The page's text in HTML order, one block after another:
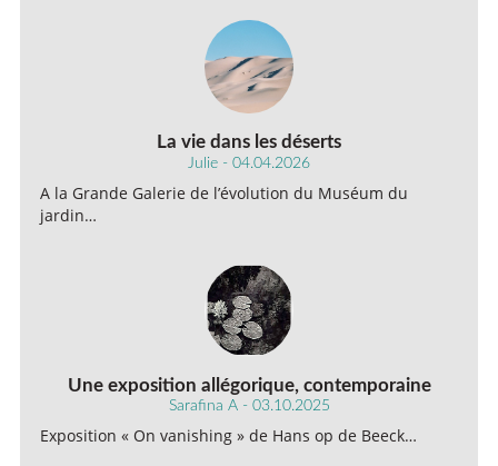
La vie dans les déserts
Julie - 04.04.2026
A la Grande Galerie de l’évolution du Muséum du
jardin…
Une exposition allégorique, contemporaine
Sarafina A - 03.10.2025
Exposition « On vanishing » de Hans op de Beeck…